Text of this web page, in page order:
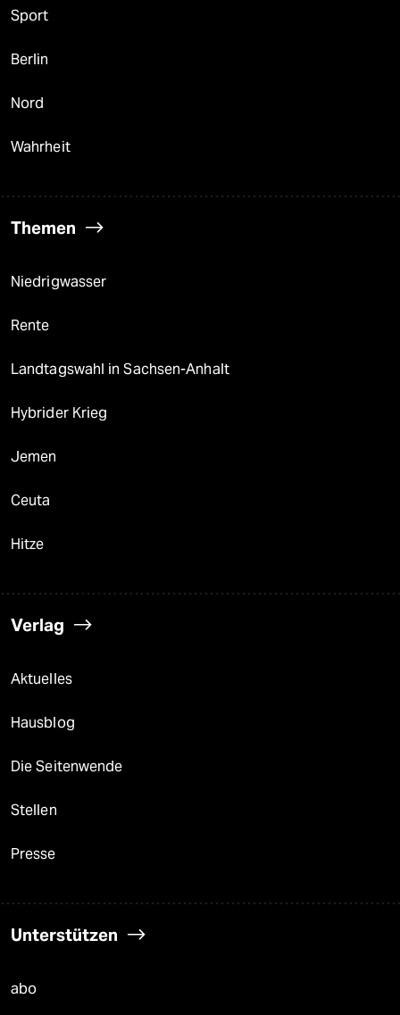
Sport
Berlin
Nord
Wahrheit
Themen
Niedrigwasser
Rente
Landtagswahl in Sachsen-Anhalt
Hybrider Krieg
Jemen
Ceuta
Hitze
Verlag
Aktuelles
Hausblog
Die Seitenwende
Stellen
Presse
Unterstützen
abo